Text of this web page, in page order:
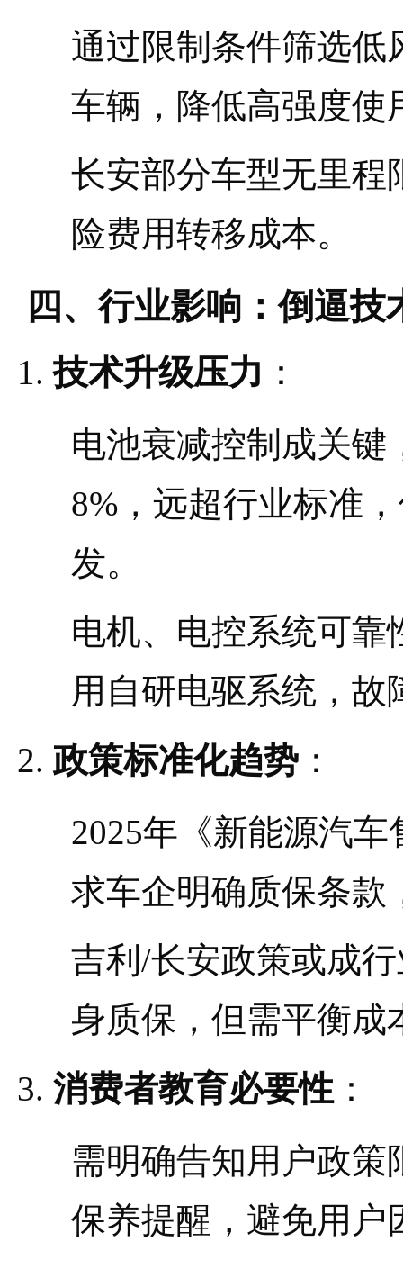
通过限制条件筛选低
车辆，降低高强度使
长安部分车型无里程
险费用转移成本。
四、行业影响：倒逼
技术升级压力 ：
电池衰减控制成关键
8%，远超行业标准
发。
电机、电控系统可靠
用自研电驱系统，
政策标准化趋势 ：
2025年《新能源汽
求车企明确质保条款
吉利/长安政策或成
身质保，但需平衡成
消费者教育必要性 ：
需明确告知用户政策
保养提醒，避免用户